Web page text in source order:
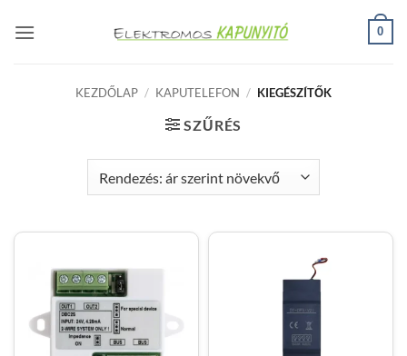
0
KEZDŐLAP / KAPUTELEFON / KIEGÉSZÍTŐK
SZŰRÉS